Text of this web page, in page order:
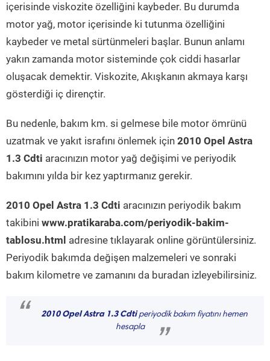
içerisinde viskozite özelliğini kaybeder. Bu durumda
motor yağ, motor içerisinde ki tutunma özelliğini
kaybeder ve metal sürtünmeleri başlar. Bunun anlamı
yakın zamanda motor sisteminde çok ciddi hasarlar
oluşacak demektir. Viskozite, Akışkanın akmaya karşı
gösterdiği iç dirençtir.
Bu nedenle, bakım km. si gelmese bile motor ömrünü
uzatmak ve yakıt israfını önlemek için 2010 Opel Astra
1.3 Cdti aracınızın motor yağ değişimi ve periyodik
bakımını yılda bir kez yaptırmanız gerekir.
2010 Opel Astra 1.3 Cdti aracınızın periyodik bakım
takibini www.pratikaraba.com/periyodik-bakim-
tablosu.html adresine tıklayarak online görüntülersiniz.
Periyodik bakımda değişen malzemeleri ve sonraki
bakım kilometre ve zamanını da buradan izleyebilirsiniz.
“ 2010 Opel Astra 1.3 Cdtiperiyodik bakım fiyatını hemen
hesapla
”